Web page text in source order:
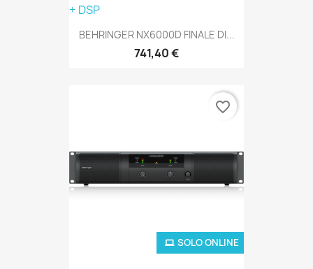
BEHRINGER NX6000D FINALE DI...
741,40 €
SOLO ONLINE
SOLO ONLINE
favorite_border